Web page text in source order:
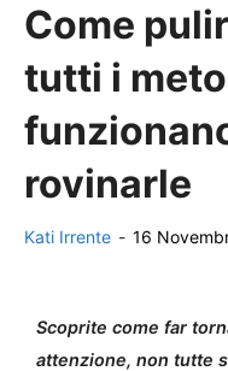
Come
tutti i
rovinarle
Kati Irrente - 16
Scoprite come far
attenzione, non tutte